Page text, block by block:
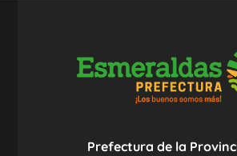
Prefectura de la